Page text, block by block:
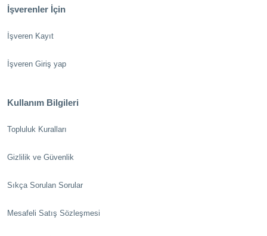
İşverenler İçin
İşveren Kayıt
İşveren Giriş yap
Kullanım Bilgileri
Topluluk Kuralları
Gizlilik ve Güvenlik
Sıkça Sorulan Sorular
Mesafeli Satış Sözleşmesi